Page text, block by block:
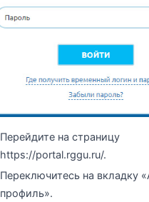
Перейдите на страницу
https://portal.rggu.ru/.
Переключитесь на вкладку
профиль».